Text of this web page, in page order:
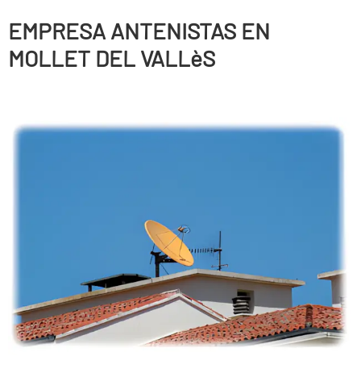
EMPRESA ANTENISTAS EN
MOLLET DEL VALLèS